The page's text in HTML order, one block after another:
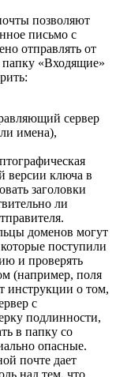
позволяют
письмо с
отправлять от
«Входящие»
сервер
имена),
версии ключа в
заголовки
ли
доменов могут
поступили
и проверять
(например, поля
инструкции о том,
с
подлинности,
в папку со
опасные.
почте дает